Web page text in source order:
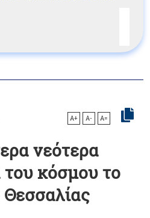
A+ A- A=
νεότερα
κόσμου το